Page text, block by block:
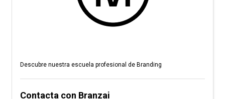
Descubre nuestra escuela profesional de Branding
Contacta con Branzai